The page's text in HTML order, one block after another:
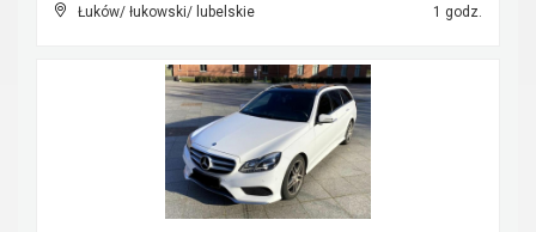
Łuków/ łukowski/ lubelskie 1 godz.